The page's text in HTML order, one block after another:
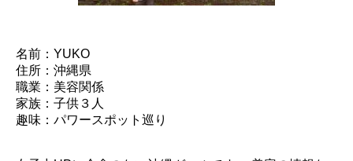
名前：YUKO
住所：沖縄県
職業：美容関係
家族：子供３人
趣味：パワースポット巡り